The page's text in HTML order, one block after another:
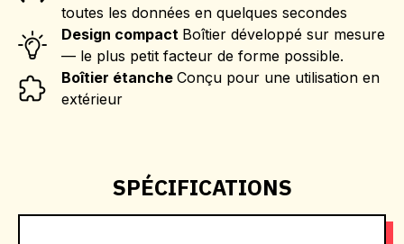
toutes les données en quelques secondes
Design compact Boîtier développé sur mesure
— le plus petit facteur de forme possible.
Boîtier étanche Conçu pour une utilisation en
extérieur
SPÉCIFICATIONS